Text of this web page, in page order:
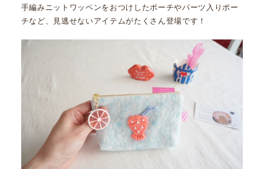
手編みニットワッペンをおつけしたポーチやパーツ入りポー
チなど、見逃せないアイテムがたくさん登場です！